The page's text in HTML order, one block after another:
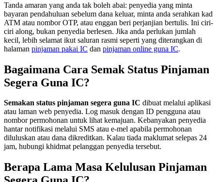
Tanda amaran yang anda tak boleh abai: penyedia yang minta
bayaran pendahuluan sebelum dana keluar, minta anda serahkan kad
ATM atau nombor OTP, atau enggan beri perjanjian bertulis. Ini ciri-
ciri along, bukan penyedia berlesen. Jika anda perlukan jumlah
kecil, lebih selamat ikut saluran rasmi seperti yang diterangkan di
halaman pinjaman pakai IC dan pinjaman online guna IC.
Bagaimana Cara Semak Status Pinjaman
Segera Guna IC?
Semakan status pinjaman segera guna IC dibuat melalui aplikasi
atau laman web penyedia. Log masuk dengan ID pengguna atau
nombor permohonan untuk lihat kemajuan. Kebanyakan penyedia
hantar notifikasi melalui SMS atau e-mel apabila permohonan
diluluskan atau dana dikreditkan. Kalau tiada maklumat selepas 24
jam, hubungi khidmat pelanggan penyedia tersebut.
Berapa Lama Masa Kelulusan Pinjaman